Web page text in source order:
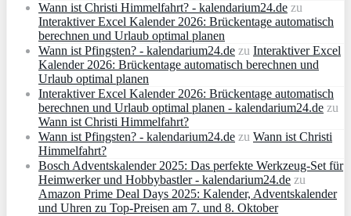
Wann ist Christi Himmelfahrt? - kalendarium24.de zu
Interaktiver Excel Kalender 2026: Brückentage automatisch
berechnen und Urlaub optimal planen
Wann ist Pfingsten? - kalendarium24.de zu Interaktiver Excel
Kalender 2026: Brückentage automatisch berechnen und
Urlaub optimal planen
Interaktiver Excel Kalender 2026: Brückentage automatisch
berechnen und Urlaub optimal planen - kalendarium24.de zu
Wann ist Christi Himmelfahrt?
Wann ist Pfingsten? - kalendarium24.de zu Wann ist Christi
Himmelfahrt?
Bosch Adventskalender 2025: Das perfekte Werkzeug-Set für
Heimwerker und Hobbybastler - kalendarium24.de zu
Amazon Prime Deal Days 2025: Kalender, Adventskalender
und Uhren zu Top-Preisen am 7. und 8. Oktober